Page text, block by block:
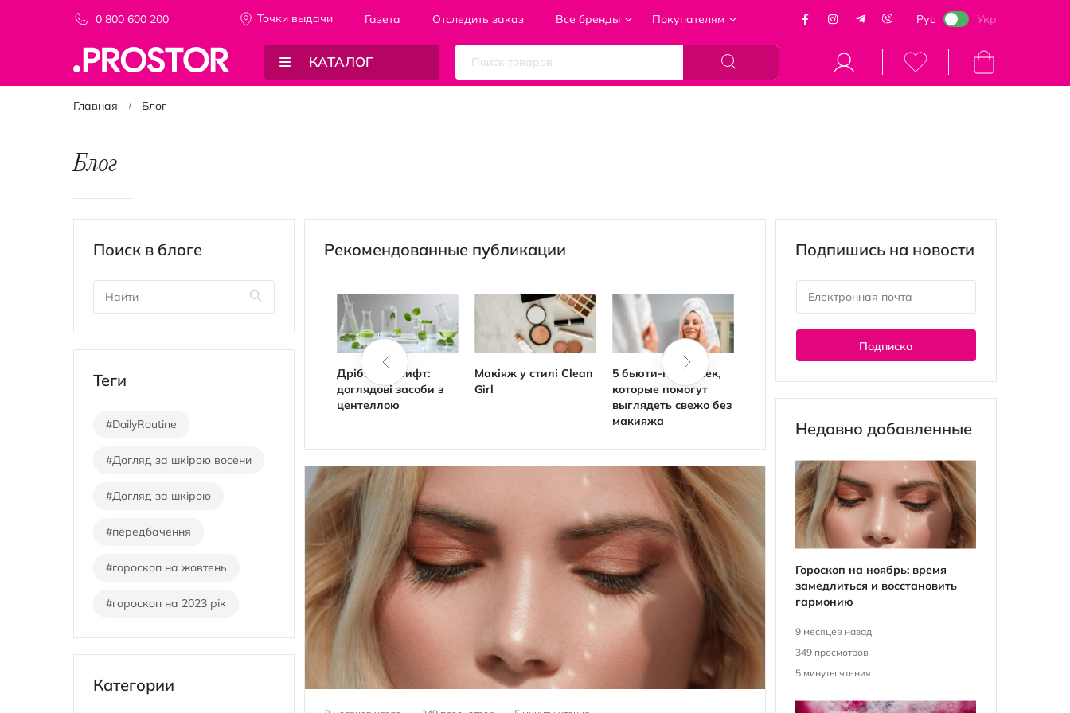
0 800 600 200 Точки выдачи Газета Отследить заказ Все бренды Покупателям Рус Укр
КАТАЛОГ Моя корзина
Главная Блог
Блог
Рекомендованные публикации
Гідрофільні олії
Дрібний шрифт:
доглядові засоби з
центеллою
Макіяж у стилі Clean
Girl
5 бьюти-привычек,
которые помогут
выглядеть свежо без
макияжа
Поиск в блоге
Теги
#DailyRoutine
#Догляд за шкірою восени
#Догляд за шкірою
#передбачення
#гороскоп на жовтень
#гороскоп на 2023 рік
Категории
Подпишись на новости
Подписка
Недавно добавленные
Гороскоп на ноябрь: время
замедлиться и восстановить
гармонию
9 месяцев назад
349 просмотров
5 минуты чтения